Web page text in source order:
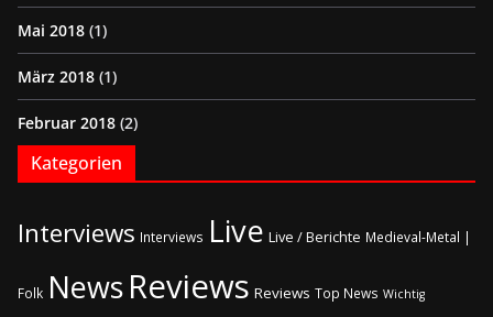
Mai 2018 (1)
März 2018 (1)
Februar 2018 (2)
Kategorien
Interviews Interviews Live Live / Berichte Medieval-Metal |
Folk NewsReviews Reviews Top News Wichtig